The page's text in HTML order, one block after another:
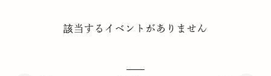
該当するイベントがありません